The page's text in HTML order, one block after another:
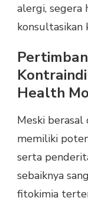
alergi, segera
konsultasikan
Health
Meski
memiliki
serta
sebaiknya
fitokimia